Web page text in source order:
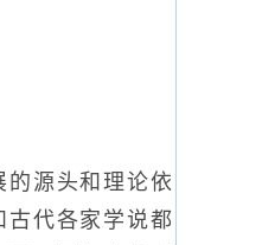
源头和理论依
代各家学说都